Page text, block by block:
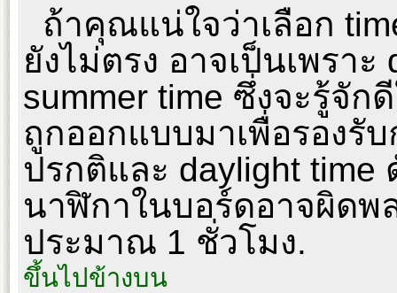
ถ้าคุณแน่ใจว่าเลือก
ยังไม่ตรง อาจเป็นเพรา
summer time ซึ่งจะรู้จั
ถูกออกแบบมาเพื่อรองรั
ปรกติและ daylight
นาฬิกาในบอร์ดอาจผิด
ประมาณ 1 ชั่วโมง.
ขึ้นไปข้างบน